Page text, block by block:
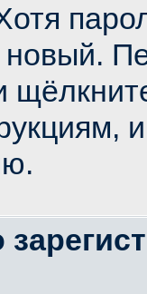
новый.